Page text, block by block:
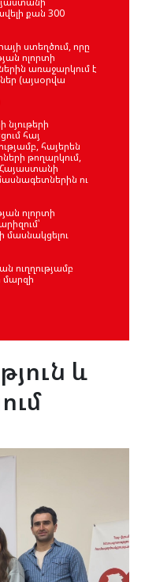
քան 300
ստեղծում, որը
ոլորտի
առաջարկում է
(այսօրվա
նյութերի
հայ
հայերեն
թողարկում,
ու
ոլորտի
ուղղությամբ
մարզի
և